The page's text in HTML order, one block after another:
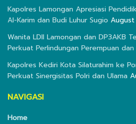
Kapolres Lamongan Apresiasi
Al-Karim dan Budi Luhur Sugio
Wanita LDII Lamongan dan DP3AKB
Perkuat Perlindungan Perempuan dan
Kapolres Kediri Kota Silaturahim ke
Perkuat Sinergisitas Polri dan Ulama
NAVIGASI
Home